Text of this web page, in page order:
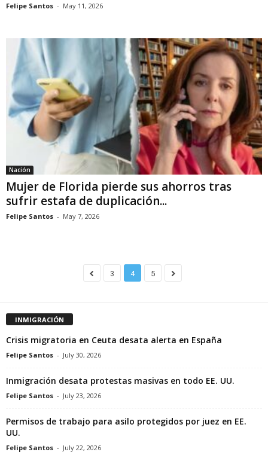
Felipe Santos - May 11, 2026
Nación
Mujer de Florida pierde sus ahorros tras
sufrir estafa de duplicación...
Felipe Santos - May 7, 2026
3 4 5
INMIGRACIÓN
Crisis migratoria en Ceuta desata alerta en España
Felipe Santos - July 30, 2026
Inmigración desata protestas masivas en todo EE. UU.
Felipe Santos - July 23, 2026
Permisos de trabajo para asilo protegidos por juez en EE.
UU.
Felipe Santos - July 22, 2026